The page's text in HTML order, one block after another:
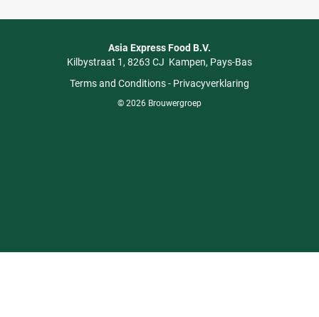
Asia Express Food B.V.
Kilbystraat 1 8263 CJ Kampen Pays-Bas
Terms and Conditions- Privacyverklaring
© 2026 Brouwergroep